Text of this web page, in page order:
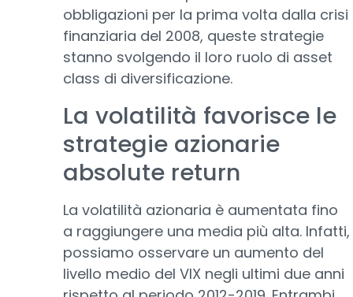
obbligazioni per la prima volta dalla crisi
finanziaria del 2008, queste strategie
stanno svolgendo il loro ruolo di asset
class di diversificazione.
La volatilità favorisce le
strategie azionarie
absolute return
La volatilità azionaria è aumentata fino
a raggiungere una media più alta. Infatti,
possiamo osservare un aumento del
livello medio del VIX negli ultimi due anni